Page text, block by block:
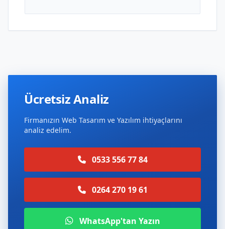
Ücretsiz Analiz
Firmanızın Web Tasarım ve Yazılım ihtiyaçlarını
analiz edelim.
0533 556 77 84
0264 270 19 61
WhatsApp'tan Yazın